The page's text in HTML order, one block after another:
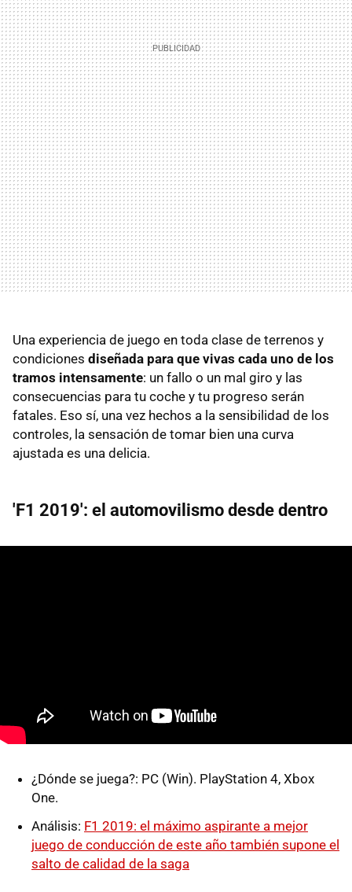
Una experiencia de juego en toda clase de terrenos y
condiciones diseñada para que vivas cada uno de los
tramos intensamente: un fallo o un mal giro y las
consecuencias para tu coche y tu progreso serán
fatales. Eso sí, una vez hechos a la sensibilidad de los
controles, la sensación de tomar bien una curva
ajustada es una delicia.
'F1 2019': el automovilismo desde dentro
¿Dónde se juega?: PC (Win). PlayStation 4, Xbox
One.
Análisis: F1 2019: el máximo aspirante a mejor
juego de conducción de este año también supone el
salto de calidad de la saga